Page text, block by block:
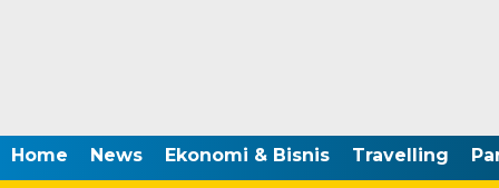
Home News Ekonomi & Bisnis Travelling